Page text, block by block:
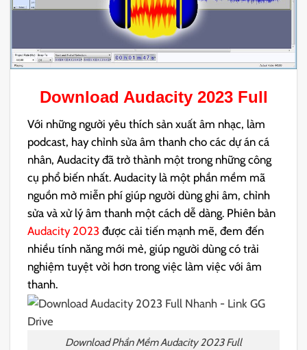
Download Audacity 2023Full
Với những người yêu thích sản xuất âm nhạc, làm
podcast, hay chỉnh sửa âm thanh cho các dự án cá
nhân, Audacity đã trở thành một trong những công
cụ phổ biến nhất. Audacity là một phần mềm mã
nguồn mở miễn phí giúp người dùng ghi âm, chỉnh
sửa và xử lý âm thanh một cách dễ dàng. Phiên bản
Audacity 2023 được cải tiến mạnh mẽ, đem đến
nhiều tính năng mới mẻ, giúp người dùng có trải
nghiệm tuyệt vời hơn trong việc làm việc với âm
thanh.
Download Phần Mềm Audacity 2023 Full